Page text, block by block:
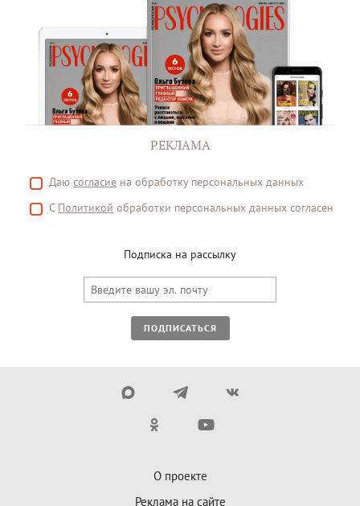
РЕКЛАМА
Даю согласие на обработку персональных данных
С Политикой обработки персональных данных согласен
Подписка на рассылку
ПОДПИСАТЬСЯ
О проекте
Реклама на сайте